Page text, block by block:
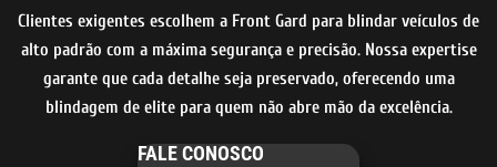
Clientes exigentes escolhem a Front Gard para blindar veículos de
alto padrão com a máxima segurança e precisão. Nossa expertise
garante que cada detalhe seja preservado, oferecendo uma
blindagem de elite para quem não abre mão da excelência.
FALE CONOSCO